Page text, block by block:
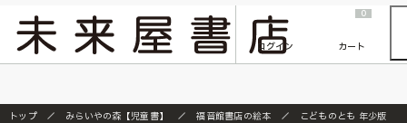
『ONE PIECE magazine 021 ONE PIECEカード付き同梱版』発売延期のご案内
ログイン
0
カート
トップ みらいやの森【児童書】 福音館書店の絵本 こどものとも 年少版